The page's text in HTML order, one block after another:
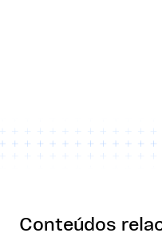
Conteúdos